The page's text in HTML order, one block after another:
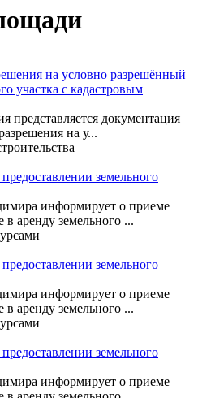
на условно разрешённый
участка с кадастровым
представляется документация
на у...
земельного
информирует о приеме
в аренду земельного ...
земельного
информирует о приеме
в аренду земельного ...
земельного
информирует о приеме